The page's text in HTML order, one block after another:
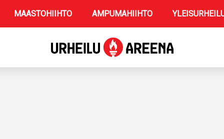
MAASTOHIIHTO AMPUMAHIIHTO